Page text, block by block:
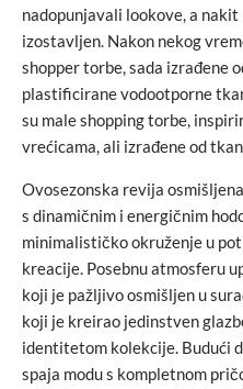
nadopunjavali lookove, a
izostavljen. Nakon nekog
shopper torbe, sada izrađene
plastificirane vodootporne
su male shopping torbe,
vrećicama, ali izrađene od
Ovosezonska revija
s dinamičnim i energičnim
minimalističko okruženje u
kreacije. Posebnu atmosferu
koji je pažljivo osmišljen u
koji je kreirao jedinstven
identitetom kolekcije. Budući
spaja modu s kompletnom